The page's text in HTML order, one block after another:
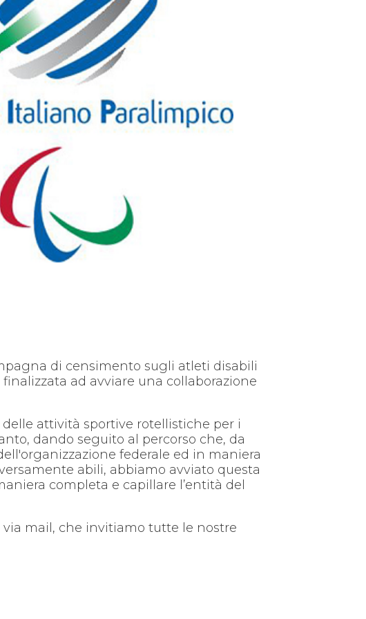
di censimento sugli atleti disabili
ad avviare una collaborazione
attività sportive rotellistiche per i
dando seguito al percorso che, da
federale ed in maniera
abili, abbiamo avviato questa
completa e capillare l’entità del
mail, che invitiamo tutte le nostre
Privacy Policy Cookie policy